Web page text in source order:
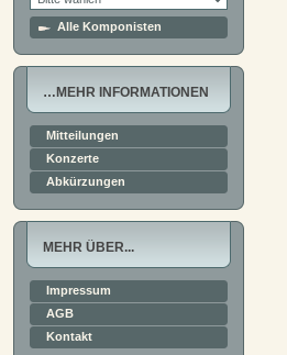
Alle Komponisten
…MEHR INFORMATIONEN
Mitteilungen
Konzerte
Abkürzungen
MEHR ÜBER...
Impressum
AGB
Kontakt